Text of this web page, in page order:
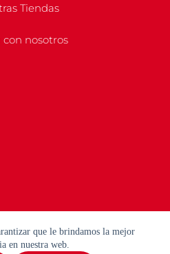
que le brindamos la mejor
en nuestra web.
Tiendas
con nosotros